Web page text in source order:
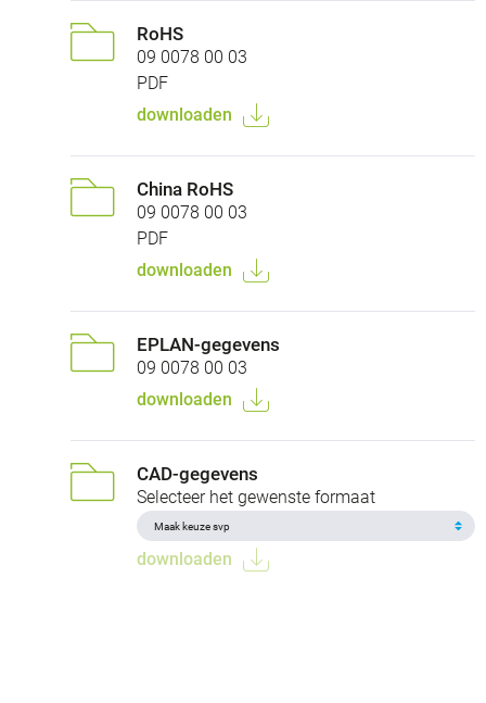
RoHS
09 0078 00 03
PDF
downloaden
China RoHS
09 0078 00 03
PDF
downloaden
EPLAN-gegevens
09 0078 00 03
downloaden
CAD-gegevens
Selecteer het gewenste formaat
downloaden